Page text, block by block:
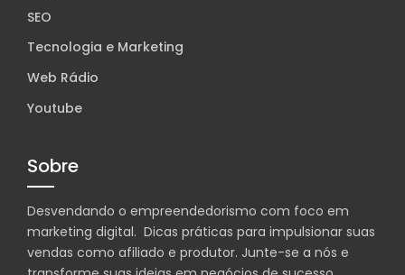
SEO
Tecnologia e Marketing
Web Rádio
Youtube
Sobre
Desvendando o empreendedorismo com foco em
marketing digital. Dicas práticas para impulsionar suas
vendas como afiliado e produtor. Junte-se a nós e